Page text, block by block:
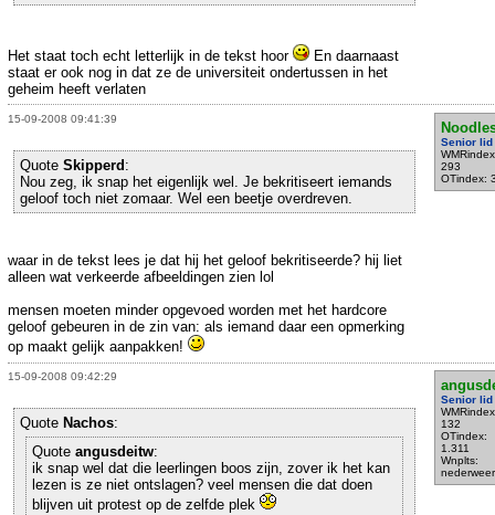
Het staat toch echt letterlijk in de tekst hoor
En daarnaast
staat er ook nog in dat ze de universiteit ondertussen in het
geheim heeft verlaten
15-09-2008 09:41:39
Senior lid
293
OTindex:
Quote Skipperd :
Nou zeg, ik snap het eigenlijk wel. Je bekritiseert iemands
geloof toch niet zomaar. Wel een beetje overdreven.
waar in de tekst lees je dat hij het geloof bekritiseerde? hij liet
alleen wat verkeerde afbeeldingen zien lol
mensen moeten minder opgevoed worden met het hardcore
geloof gebeuren in de zin van: als iemand daar een opmerking
op maakt gelijk aanpakken!
15-09-2008 09:42:29
Senior lid
132
OTindex:
1.311
Wnplts:
Quote Nachos:
Quote angusdeitw:
ik snap wel dat die leerlingen boos zijn, zover ik het kan
lezen is ze niet ontslagen? veel mensen die dat doen
blijven uit protest op de zelfde plek